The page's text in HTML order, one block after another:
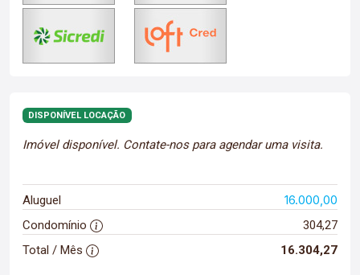
DISPONÍVEL LOCAÇÃO
Imóvel disponível. Contate-nos para agendar uma visita.
Aluguel 16.000,00
Condomínio
304,27
Total / Mês
16.304,27